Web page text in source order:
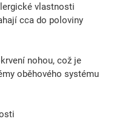
vlastnosti
cca do poloviny
nohou, což je
oběhového systému